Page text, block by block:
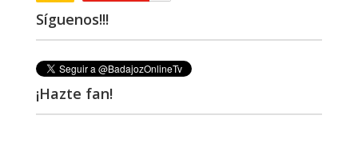
Síguenos!!!
¡Hazte fan!